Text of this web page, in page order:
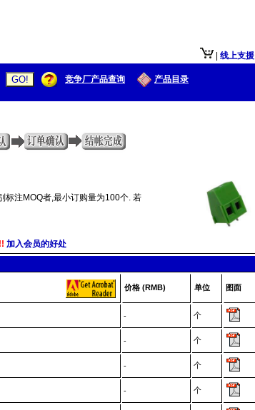
线上支援
竞争厂产品查询 产品目录
标注MOQ者,最小订购量为100个. 若
加入会员的好处
价格 (RMB) 单位 图面
- 个
- 个
- 个
- 个